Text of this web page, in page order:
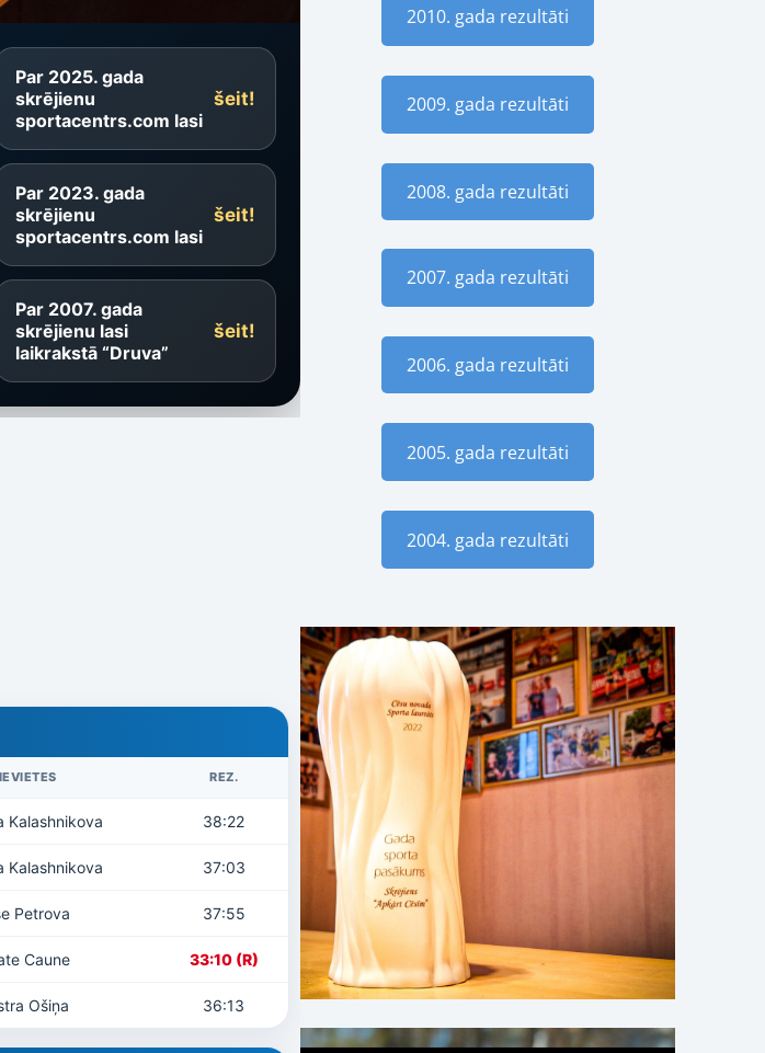
2010. gada rezultāti
2009. gada rezultāti
2008. gada rezultāti
2007. gada rezultāti
2006. gada rezultāti
2005. gada rezultāti
2004. gada rezultāti